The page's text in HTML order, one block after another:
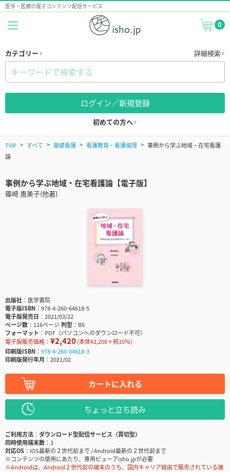
医学・医療の電子コンテンツ配信サービス
0
カテゴリー 詳細検索
ログイン／新規登録
初めての方へ
TOP すべて 基礎看護 看護教育・看護倫理
事例から学ぶ地域・在宅看護
論
事例から学ぶ地域・在宅看護論【電子版】
篠崎 惠美子(他著)
出版社
医学書院
電子版ISBN
978-4-260-64618-5
電子版発売日
2021/03/22
ページ数
116ページ判型
B5
フォーマット
PDF（パソコンへのダウンロード不可）
電子版販売価格： ¥2,420(本体¥2,200＋税10％)
印刷版ISBN
978-4-260-04618-3
印刷版発行年月
2021/02
カートに入れる
ちょっと立ち読み
ご利用方法
ダウンロード型配信サービス（買切型）
同時使用端末数
3
対応OS
iOS最新の２世代前まで / Android最新の２世代前まで
※コンテンツの使用にあたり、専用ビューアisho.jpが必要
※Androidは、Android２世代前の端末のうち、国内キャリア経由で販売されている端